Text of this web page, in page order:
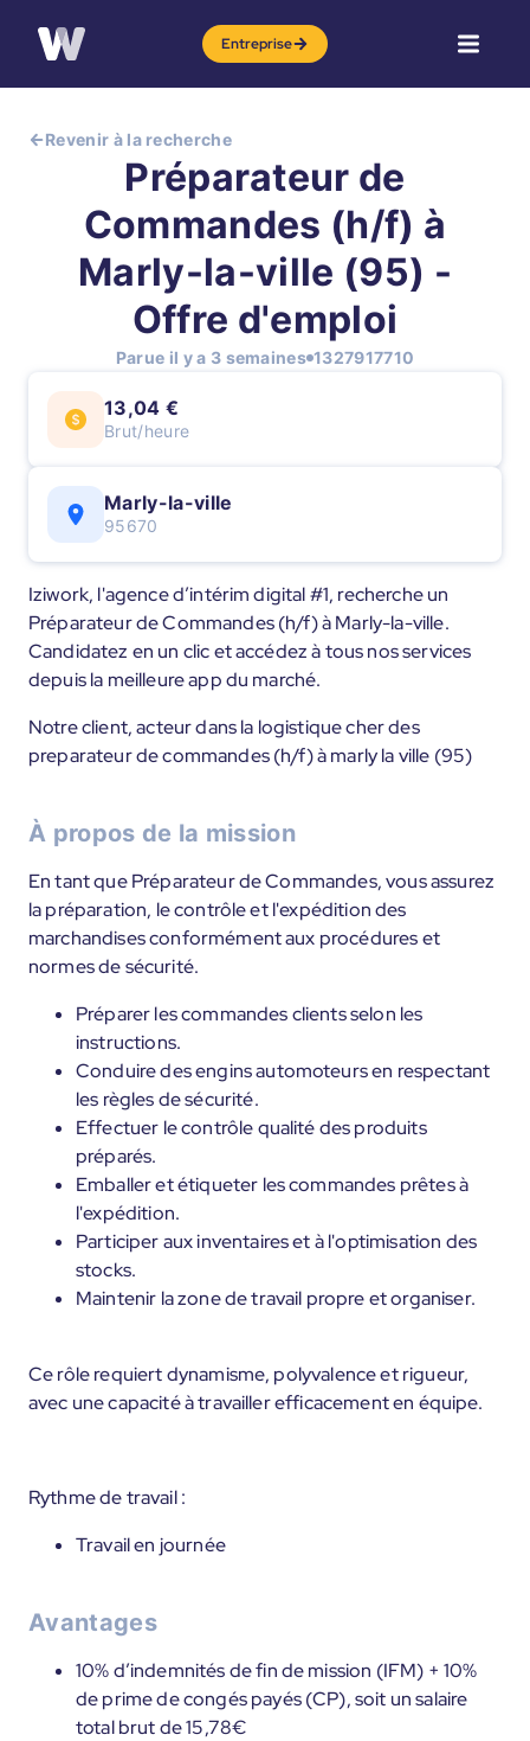
Entreprise
Revenir à la recherche
Préparateur de
Commandes (h/f) à
Marly-la-ville (95) -
Offre d'emploi
Parue il y a 3 semaines 1327917710
13,04 €
Brut/heure
Marly-la-ville
95670
Iziwork, l'agence d’intérim digital #1, recherche un
Préparateur de Commandes (h/f) à Marly-la-ville.
Candidatez en un clic et accédez à tous nos services
depuis la meilleure app du marché.
Notre client, acteur dans la logistique cher des
preparateur de commandes (h/f) à marly la ville (95)
À propos de la mission
En tant que Préparateur de Commandes, vous assurez
la préparation, le contrôle et l'expédition des
marchandises conformément aux procédures et
normes de sécurité.
Préparer les commandes clients selon les
instructions.
Conduire des engins automoteurs en respectant
les règles de sécurité.
Effectuer le contrôle qualité des produits
préparés.
Emballer et étiqueter les commandes prêtes à
l'expédition.
Participer aux inventaires et à l'optimisation des
stocks.
Maintenir la zone de travail propre et organiser.
Ce rôle requiert dynamisme, polyvalence et rigueur,
avec une capacité à travailler efficacement en équipe.
Rythme de travail :
Travail en journée
Avantages
10% d’indemnités de fin de mission (IFM) + 10%
de prime de congés payés (CP), soit un salaire
total brut de 15,78€